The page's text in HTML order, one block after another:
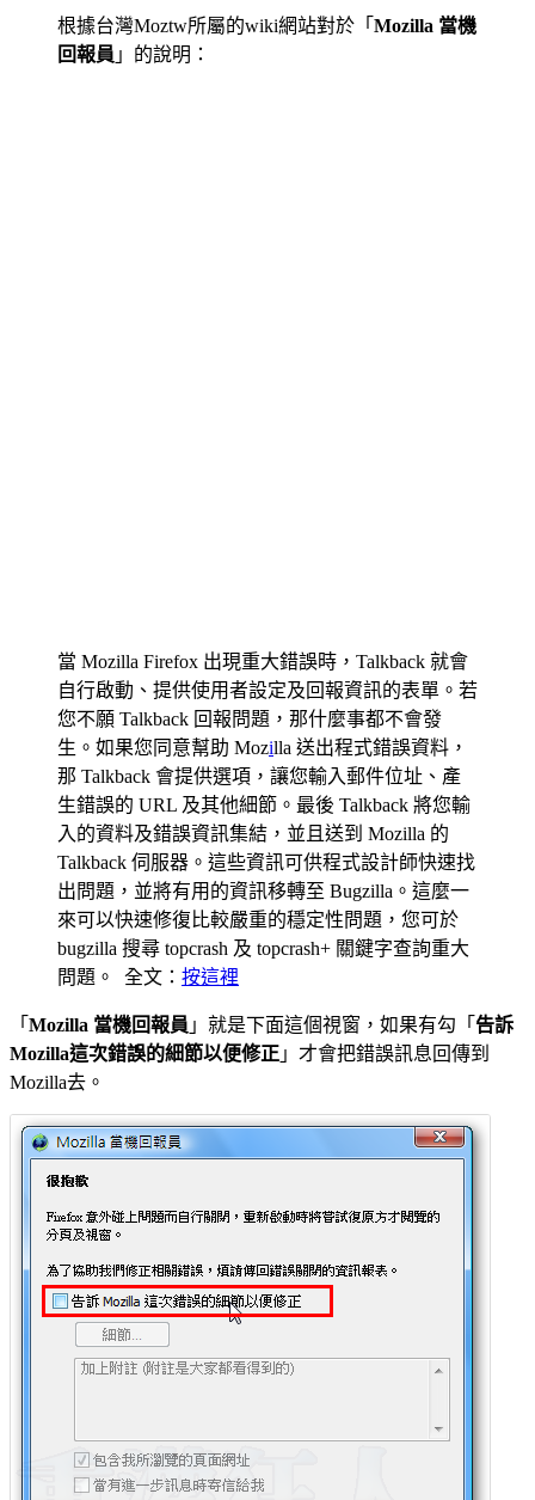
根據台灣Moztw所屬的wiki網站對於「 Mozilla 當機
回報員 」的說明：
當 Mozilla Firefox 出現重大錯誤時，Talkback 就會
自行啟動、提供使用者設定及回報資訊的表單。若
您不願 Talkback 回報問題，那什麼事都不會發
生。如果您同意幫助 Mozilla 送出程式錯誤資料，
那 Talkback 會提供選項，讓您輸入郵件位址、產
生錯誤的 URL 及其他細節。最後 Talkback 將您輸
入的資料及錯誤資訊集結，並且送到 Mozilla 的
Talkback 伺服器。這些資訊可供程式設計師快速找
出問題，並將有用的資訊移轉至 Bugzilla。這麼一
來可以快速修復比較嚴重的穩定性問題，您可於
bugzilla 搜尋 topcrash 及 topcrash+ 關鍵字查詢重大
問題。 全文： 按這裡
「 Mozilla 當機回報員 」就是下面這個視窗，如果有勾「 告訴
Mozilla這次錯誤的細節以便修正 」才會把錯誤訊息回傳到
Mozilla去。